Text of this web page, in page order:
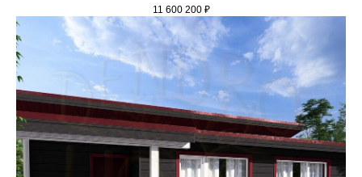
11 600 200 ₽